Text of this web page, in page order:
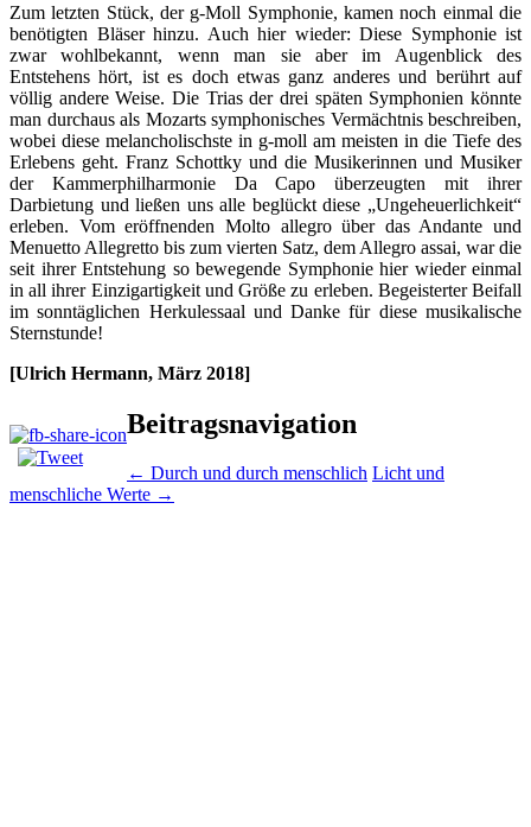
Zum letzten Stück, der g-Moll Symphonie, kamen noch einmal die
benötigten Bläser hinzu. Auch hier wieder: Diese Symphonie ist
zwar wohlbekannt, wenn man sie aber im Augenblick des
Entstehens hört, ist es doch etwas ganz anderes und berührt auf
völlig andere Weise. Die Trias der drei späten Symphonien könnte
man durchaus als Mozarts symphonisches Vermächtnis beschreiben,
wobei diese melancholischste in g-moll am meisten in die Tiefe des
Erlebens geht. Franz Schottky und die Musikerinnen und Musiker
der Kammerphilharmonie Da Capo überzeugten mit ihrer
Darbietung und ließen uns alle beglückt diese „Ungeheuerlichkeit“
erleben. Vom eröffnenden Molto allegro über das Andante und
Menuetto Allegretto bis zum vierten Satz, dem Allegro assai, war die
seit ihrer Entstehung so bewegende Symphonie hier wieder einmal
in all ihrer Einzigartigkeit und Größe zu erleben. Begeisterter Beifall
im sonntäglichen Herkulessaal und Danke für diese musikalische
Sternstunde!
[Ulrich Hermann, März 2018]
Beitragsnavigation
← Durch und durch menschlich Licht und
menschliche Werte →